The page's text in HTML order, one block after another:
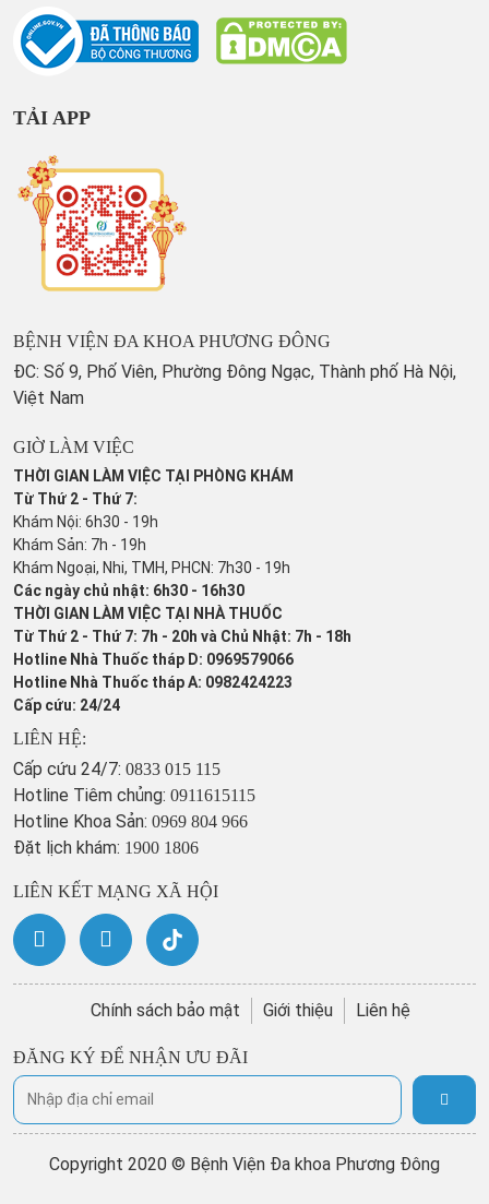
TẢI APP
BỆNH VIỆN ĐA KHOA PHƯƠNG ĐÔNG
ĐC: Số 9, Phố Viên, Phường Đông Ngạc, Thành phố Hà Nội,
Việt Nam
GIỜ LÀM VIỆC
THỜI GIAN LÀM VIỆC TẠI PHÒNG KHÁM
Từ Thứ 2 - Thứ 7:
Khám Nội: 6h30 - 19h
Khám Sản: 7h - 19h
Khám Ngoại, Nhi, TMH, PHCN: 7h30 - 19h
Các ngày chủ nhật: 6h30 - 16h30
THỜI GIAN LÀM VIỆC TẠI NHÀ THUỐC
Từ Thứ 2 - Thứ 7: 7h - 20h và Chủ Nhật: 7h - 18h
Hotline Nhà Thuốc tháp D: 0969579066
Hotline Nhà Thuốc tháp A: 0982424223
Cấp cứu: 24/24
LIÊN HỆ:
Cấp cứu 24/7: 0833 015 115
Hotline Tiêm chủng: 0911615115
Hotline Khoa Sản: 0969 804 966
Đặt lịch khám: 1900 1806
LIÊN KẾT MẠNG XÃ HỘI
Chính sách bảo mật Giới thiệu Liên hệ
ĐĂNG KÝ ĐỂ NHẬN ƯU ĐÃI
Copyright 2020 © Bệnh Viện Đa khoa Phương Đông